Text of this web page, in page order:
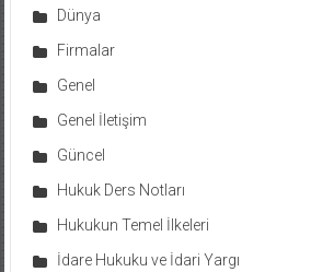
Dünya
Firmalar
Genel
Genel İletişim
Güncel
Hukuk Ders Notları
Hukukun Temel İlkeleri
İdare Hukuku ve İdari Yargı